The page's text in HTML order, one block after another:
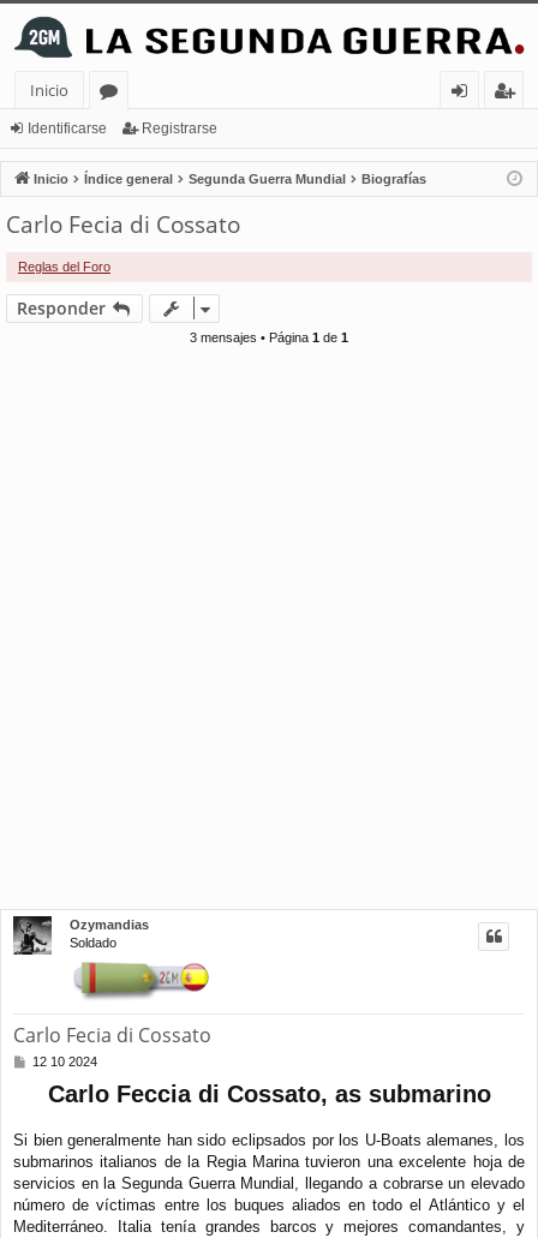
Inicio
or
os
nt
ifi
ist
ra
Identificarse Registrarse
Inicio Índice general Segunda Guerra Mundial Biografías
Carlo Fecia di Cossato
Reglas del Foro
Responder
3 mensajes • Página 1 de 1
Ozymandias
Soldado
Carlo Fecia di Cossato
M
a
e
12 10 2024
Carlo Feccia di Cossato, as submarino
Si bien generalmente han sido eclipsados por los U-Boats alemanes, los
submarinos italianos de la Regia Marina tuvieron una excelente hoja de
servicios en la Segunda Guerra Mundial, llegando a cobrarse un elevado
número de víctimas entre los buques aliados en todo el Atlántico y el
Mediterráneo. Italia tenía grandes barcos y mejores comandantes, y